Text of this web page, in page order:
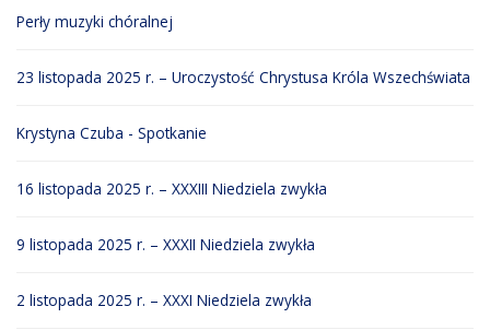
Perły muzyki chóralnej
23 listopada 2025 r. – Uroczystość Chrystusa Króla Wszechświata
Krystyna Czuba - Spotkanie
16 listopada 2025 r. – XXXIII Niedziela zwykła
9 listopada 2025 r. – XXXII Niedziela zwykła
2 listopada 2025 r. – XXXI Niedziela zwykła